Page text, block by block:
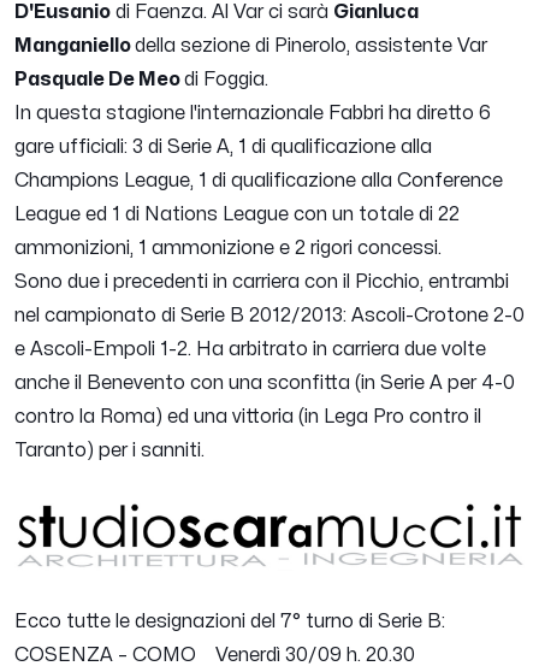
D'Eusanio di Faenza. Al Var ci sarà Gianluca
Manganiellodella sezione di Pinerolo, assistente Var
Pasquale De Meodi Foggia.
In questa stagione l'internazionale Fabbri ha diretto 6
gare ufficiali: 3 di Serie A, 1 di qualificazione alla
Champions League, 1 di qualificazione alla Conference
League ed 1 di Nations League con un totale di 22
ammonizioni, 1 ammonizione e 2 rigori concessi.
Sono due i precedenti in carriera con il Picchio, entrambi
nel campionato di Serie B 2012/2013: Ascoli-Crotone 2-0
e Ascoli-Empoli 1-2. Ha arbitrato in carriera due volte
anche il Benevento con una sconfitta (in Serie A per 4-0
contro la Roma) ed una vittoria (in Lega Pro contro il
Taranto) per i sanniti.
Ecco tutte le designazioni del 7° turno di Serie B:
COSENZA – COMO Venerdì 30/09 h. 20.30